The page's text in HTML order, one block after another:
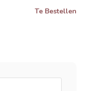
Te Bestellen